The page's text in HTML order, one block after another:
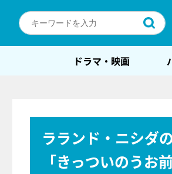
ドラマ・映画
ラランド・ニシダ
「きっついのうお前